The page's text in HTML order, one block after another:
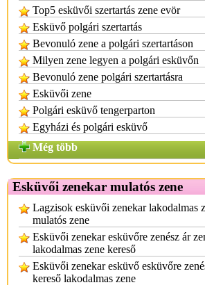
Top5 esküvői szertartás zene evör
Esküvő polgári szertartás
Bevonuló zene a polgári szertartáson
Milyen zene legyen a polgári esküvőn
Bevonuló zene polgári szertartásra
Esküvői zene
Polgári esküvő tengerparton
Egyházi és polgári esküvő
Még több
Esküvői zenekar mulatós zene
Lagzisok esküvői zenekar lakodalmas
mulatós zene
Esküvői zenekar esküvőre zenész ár
lakodalmas zene kereső
Esküvői zenekar esküvő esküvőre
kereső lakodalmas zene